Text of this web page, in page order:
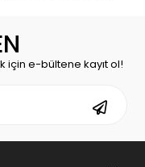
için e-bültene kayıt ol!